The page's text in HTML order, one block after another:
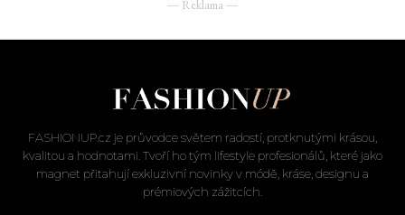
― Reklama ―
FASHIONUP.cz je průvodce světem radostí, protknutými krásou,
kvalitou a hodnotami. Tvoří ho tým lifestyle profesionálů, které jako
magnet přitahují exkluzivní novinky v módě, kráse, designu a
prémiových zážitcích.